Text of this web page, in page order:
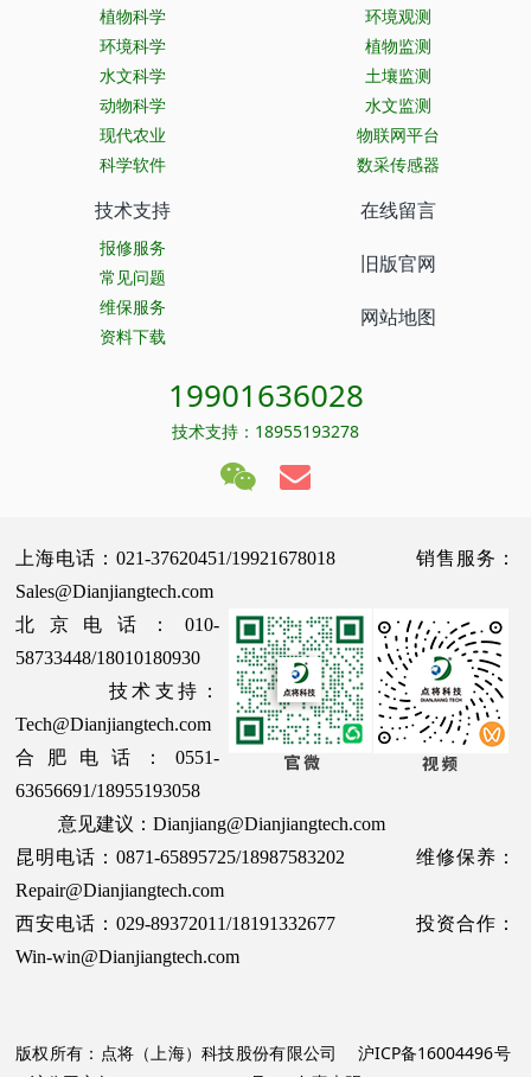
植物科学
环境科学
水文科学
动物科学
现代农业
科学软件
环境观测
植物监测
土壤监测
水文监测
物联网平台
数采传感器
技术支持
报修服务
常见问题
维保服务
资料下载
在线留言
旧版官网
网站地图
19901636028
技术支持：18955193278
上海电话：021-37620451/19921678018 销售服务：
Sales@Dianjiangtech.com
北京电话：010-
58733448/18010180930
技术支持：
Tech@Dianjiangtech.com
合肥电话：0551-
63656691/18955193058
意见建议：Dianjiang@Dianjiangtech.com
昆明电话：0871-65895725/18987583202 维修保养：
Repair@Dianjiangtech.com
西安电话：029-89372011/18191332677 投资合作：
Win-win@Dianjiangtech.com
版权所有：点将（上海）科技股份有限公司 沪ICP备16004496号